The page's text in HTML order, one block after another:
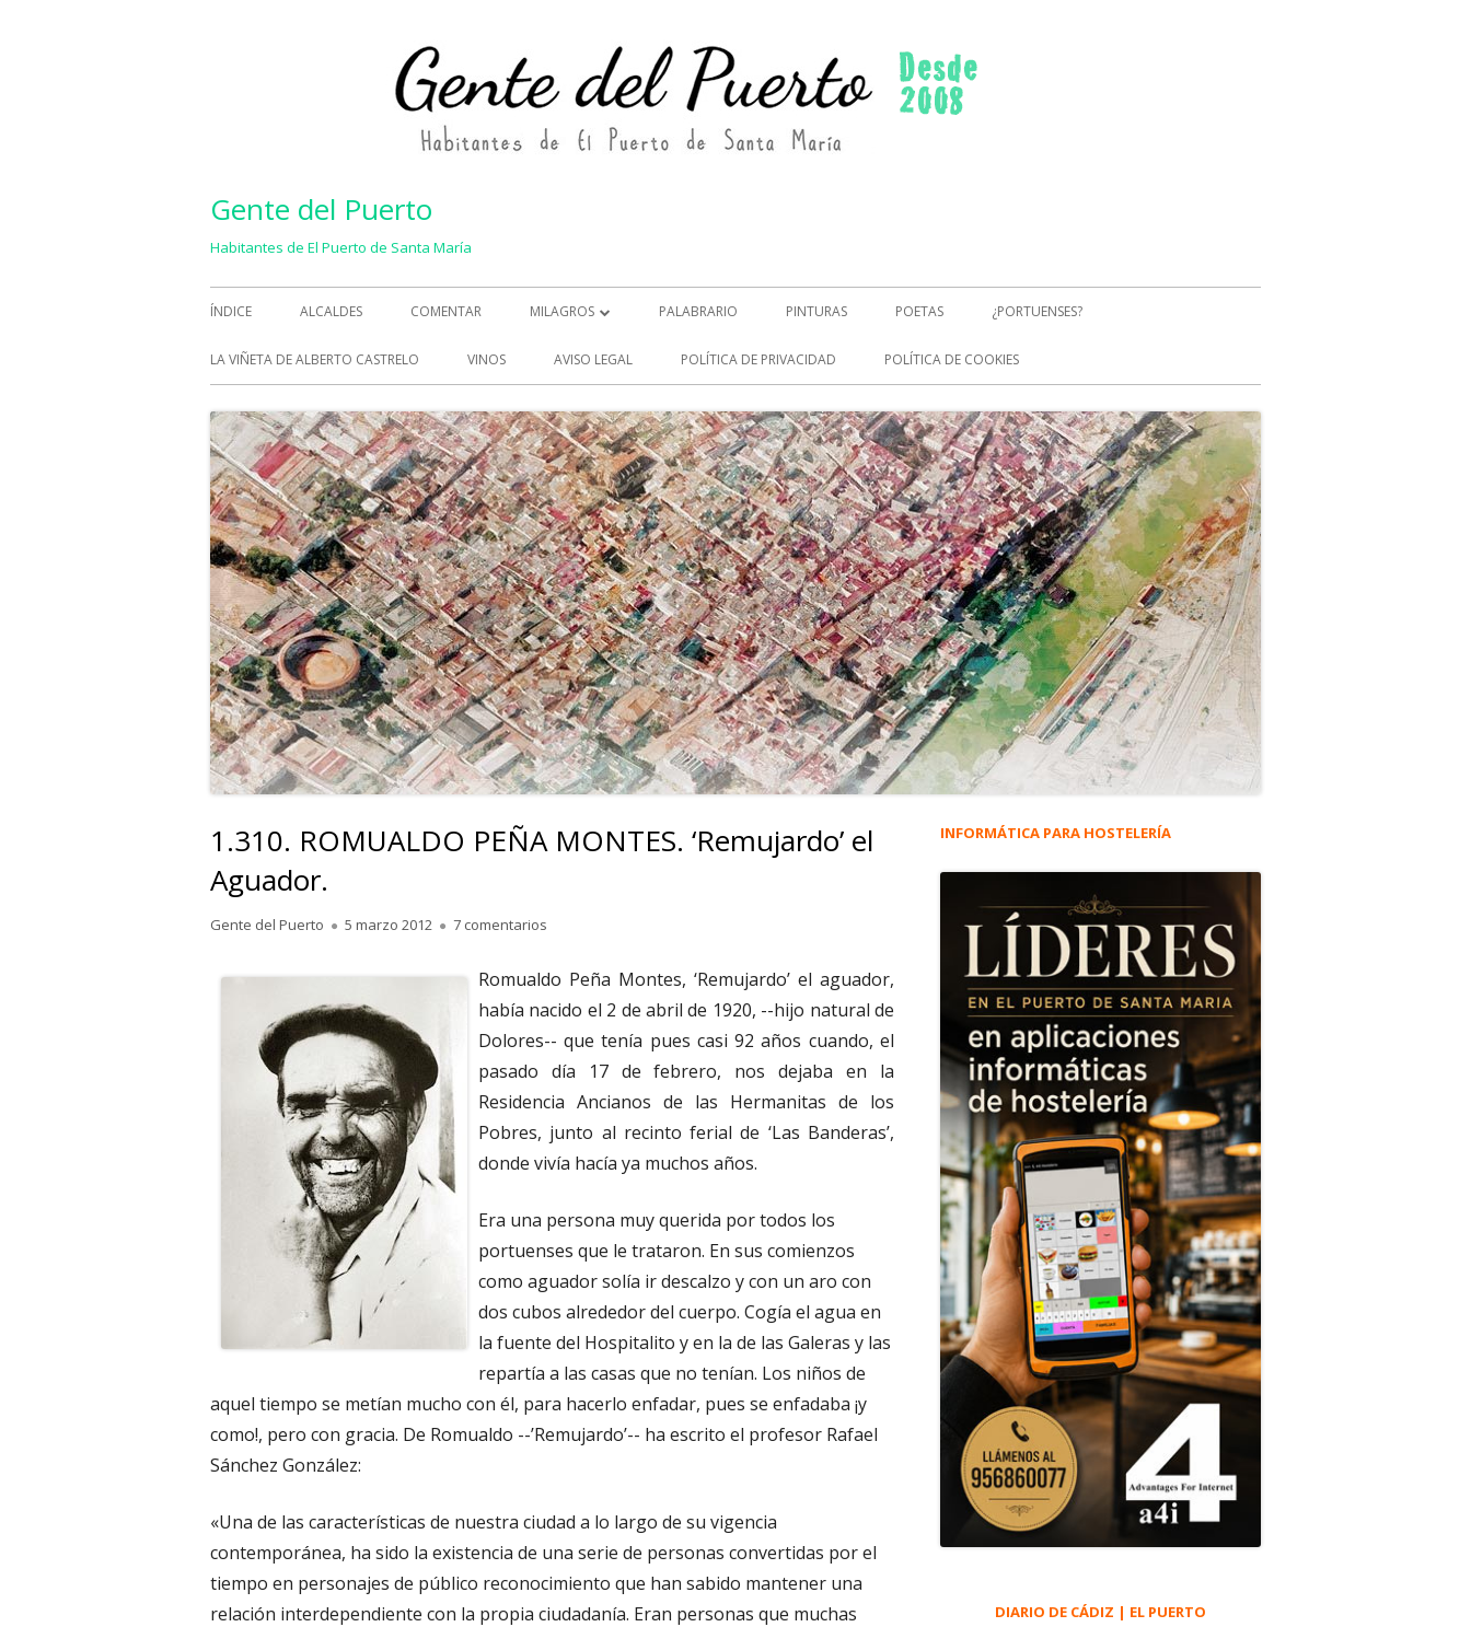
Gente del Puerto
Habitantes de El Puerto de Santa María
Menú
principal
ÍNDICE ALCALDES COMENTAR MILAGROS
MILAGROS (2)
PALABRARIO PINTURAS POETAS ¿PORTUENSES?
LA VIÑETA DE ALBERTO CASTRELO VINOS AVISO LEGAL POLÍTICA DE PRIVACIDAD POLÍTICA DE COOKIES
1.310. ROMUALDO PEÑA MONTES. ‘Remujardo’ el
Aguador.
Autor
Gente del Puerto
Publicado
5 marzo 2012 7 comentarios
Romualdo Peña Montes, ‘Remujardo’ el aguador,
había nacido el 2 de abril de 1920, --hijo natural de
Dolores-- que tenía pues casi 92 años cuando, el
pasado día 17 de febrero, nos dejaba en la
Residencia Ancianos de las Hermanitas de los
Pobres, junto al recinto ferial de ‘Las Banderas’,
donde vivía hacía ya muchos años.
Era una persona muy querida por todos los
portuenses que le trataron. En sus comienzos
como aguador solía ir descalzo y con un aro con
dos cubos alrededor del cuerpo. Cogía el agua en
la fuente del Hospitalito y en la de las Galeras y las
repartía a las casas que no tenían. Los niños de
aquel tiempo se metían mucho con él, para hacerlo enfadar, pues se enfadaba ¡y
como!, pero con gracia. De Romualdo --’Remujardo’-- ha escrito el profesor Rafael
Sánchez González:
«Una de las características de nuestra ciudad a lo largo de su vigencia
contemporánea, ha sido la existencia de una serie de personas convertidas por el
tiempo en personajes de público reconocimiento que han sabido mantener una
relación interdependiente con la propia ciudadanía. Eran personas que muchas
Barra
principal
INFORMÁTICA PARA HOSTELERÍA
DIARIO DE CÁDIZ | EL PUERTO